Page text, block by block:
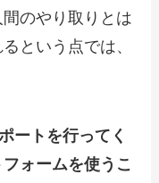
のやり取りとは
という点では、
ートを行ってく
ォームを使うこ